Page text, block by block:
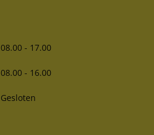
08.00 - 17.00
08.00 - 16.00
Gesloten